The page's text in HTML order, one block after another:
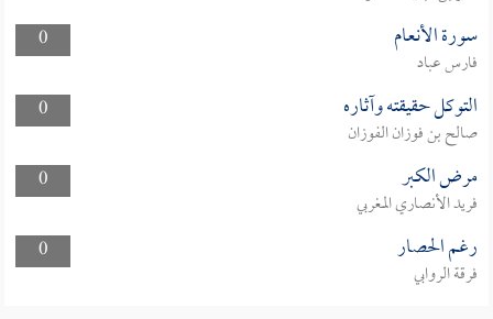
0
سورة الأنعام
فارس عباد
0
التوكل حقيقته وآثاره
صالح بن فوزان الفوزان
0
مرض الكبر
فريد الأنصاري المغربي
0
رغم الحصار
فرقة الروابي